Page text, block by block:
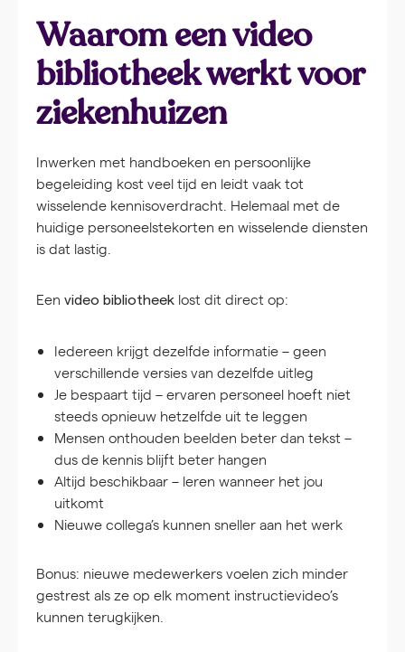
Waarom een video
bibliotheek werkt voor
ziekenhuizen
Inwerken met handboeken en persoonlijke
begeleiding kost veel tijd en leidt vaak tot
wisselende kennisoverdracht. Helemaal met de
huidige personeelstekorten en wisselende diensten
is dat lastig.
Een video bibliotheek lost dit direct op:
Iedereen krijgt dezelfde informatie – geen
verschillende versies van dezelfde uitleg
Je bespaart tijd – ervaren personeel hoeft niet
steeds opnieuw hetzelfde uit te leggen
Mensen onthouden beelden beter dan tekst –
dus de kennis blijft beter hangen
Altijd beschikbaar – leren wanneer het jou
uitkomt
Nieuwe collega’s kunnen sneller aan het werk
Bonus: nieuwe medewerkers voelen zich minder
gestrest als ze op elk moment instructievideo’s
kunnen terugkijken.